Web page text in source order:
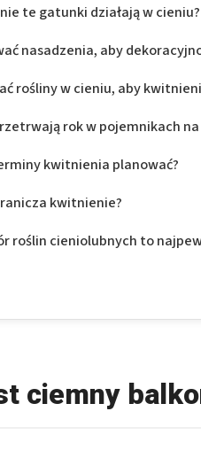
te gatunki działają w cieniu?
nasadzenia, aby
rośliny w cieniu, aby
rok w pojemnikach
kwitnienia planować?
kwitnienie?
roślin cieniolubnych to
ciemny